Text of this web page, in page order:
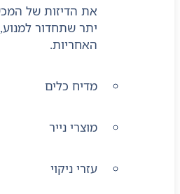
את הדיזות של
יתר שתחדור
האחריות.
מדיח כלים
מוצרי נייר
עזרי ניקוי